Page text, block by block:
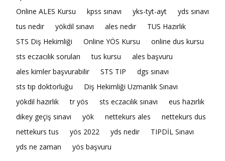
Online ALES Kursu
kpss sınavı yks-tyt-ayt
yds sınavı
tus nedir
yökdil sınavı ales nedir
TUS Hazırlık
STS Diş Hekimliği
Online YÖS Kursu
online dus kursu
sts eczacılık soruları
tus kursu
ales başvuru
ales kimler başvurabilir
STS TIP
dgs sınavı
sts tıp doktorluğu
Diş Hekimliği Uzmanlık Sınavı
yökdil hazırlık
tr yös sts eczacılık sınavı
eus hazırlık
dikey geçiş sınavı
yök nettekurs ales
nettekurs dus
nettekurs tus
yös 2022 yds nedir
TIPDİL Sınavı
yds ne zaman
yös başvuru